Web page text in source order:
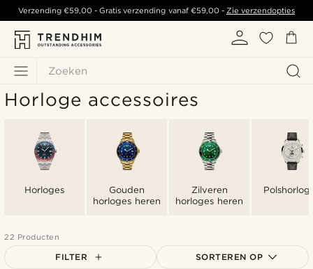
Zoeken
Verzending€59,00 - Gratis verzending vanaf €59,00- Zie verzendopties
Horloge accessoires
Horloges
Gouden
horloges heren
Zilveren
horloges heren
22 Producten
FILTER SORTEREN OP